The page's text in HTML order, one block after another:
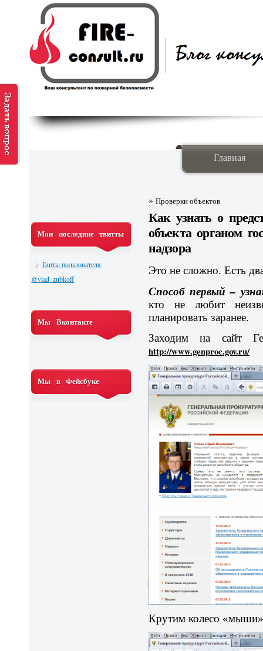
Главная
»Проверки объектов
Как узнать о
объекта органом
надзора
Это не сложно. Есть
Способ первый –
кто не любит
планировать заранее.
Заходим на сайт
http://www.genproc.gov.ru/
Крутим колесо «мыши»
Мои последние твитты
Твиты пользователя
@vlad_zubkoff
Мы Вконтакте
Мы в Фейсбуке